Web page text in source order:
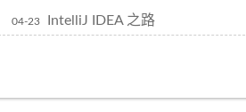
IntelliJ IDEA 之路
04-23